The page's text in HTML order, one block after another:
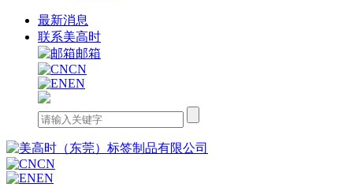
最新消息
联系美高时
邮箱
CN
EN
CN
EN